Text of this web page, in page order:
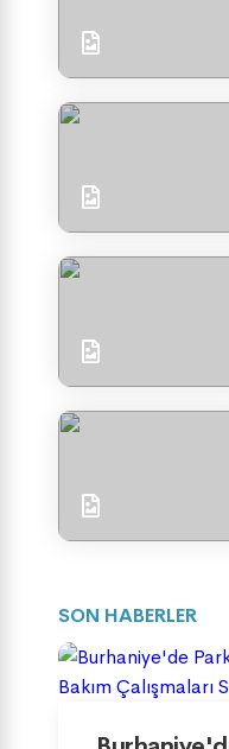
SON HABERLER